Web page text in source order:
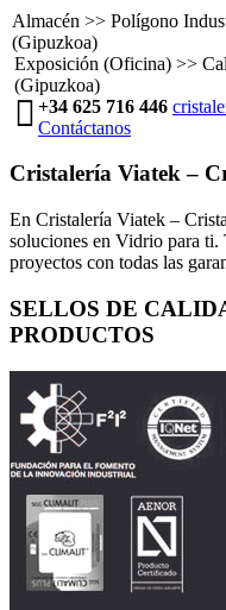
Almacén >> Polígono
(Gipuzkoa)
Exposición (Oficina) >>
(Gipuzkoa)
+34 625 716 446
Contáctanos
Cristalería Viatek –
En Cristalería Viatek –
soluciones en Vidrio para ti.
proyectos con todas las
SELLOS DE
PRODUCTOS